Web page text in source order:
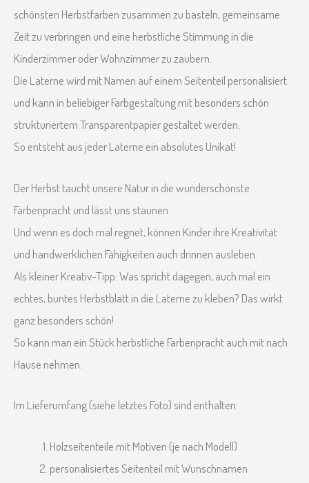
schönsten Herbstfarben zusammen zu basteln, gemeinsame
Zeit zu verbringen und eine herbstliche Stimmung in die
Kinderzimmer oder Wohnzimmer zu zaubern.
Die Laterne wird mit Namen auf einem Seitenteil personalisiert
und kann in beliebiger Farbgestaltung mit besonders schön
strukturiertem Transparentpapier gestaltet werden.
So entsteht aus jeder Laterne ein absolutes Unikat!
Der Herbst taucht unsere Natur in die wunderschönste
Farbenpracht und lässt uns staunen.
Und wenn es doch mal regnet, können Kinder ihre Kreativität
und handwerklichen Fähigkeiten auch drinnen ausleben.
Als kleiner Kreativ-Tipp: Was spricht dagegen, auch mal ein
echtes, buntes Herbstblatt in die Laterne zu kleben? Das wirkt
ganz besonders schön!
So kann man ein Stück herbstliche Farbenpracht auch mit nach
Hause nehmen.
Im Lieferumfang (siehe letztes Foto) sind enthalten:
Holzseitenteile mit Motiven (je nach Modell)
personalisiertes Seitenteil mit Wunschnamen